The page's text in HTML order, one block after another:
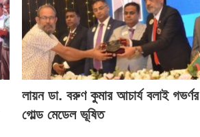
লায়ন ডা. বরুণ কুমার আচার্য বলাই গভর্ণর
গোল্ড মেডেল ভূষিত